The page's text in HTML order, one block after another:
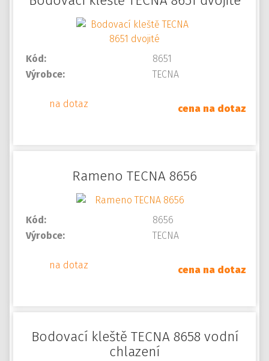
Kód:
8651
Výrobce:
TECNA
na dotaz cena na dotaz
Rameno TECNA 8656
Kód:
8656
Výrobce:
TECNA
na dotaz cena na dotaz
Bodovací kleště TECNA 8658 vodní
chlazení